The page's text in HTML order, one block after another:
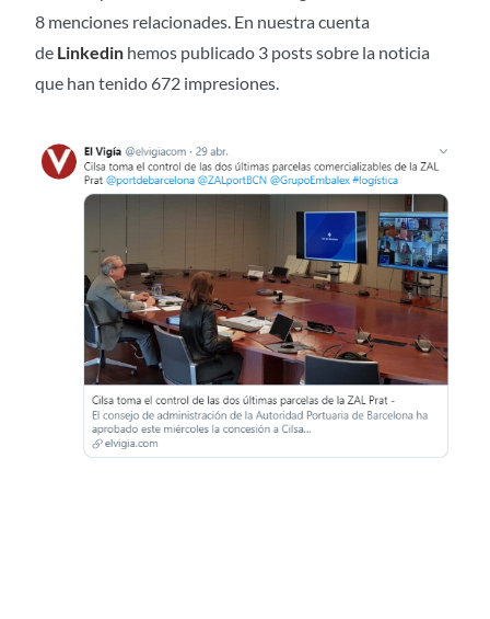
8 menciones relacionades. En nuestra cuenta
de Linkedin hemos publicado 3 posts sobre la noticia
que han tenido 672 impresiones.